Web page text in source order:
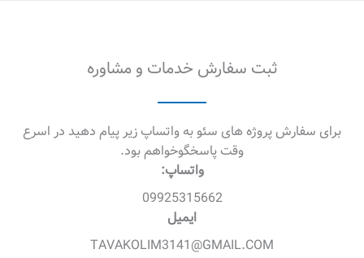
ثبت سفارش خدمات و مشاوره
برای سفارش پروژه های سئو به واتساپ زیر پیام دهید در اسرع
وقت پاسخگوخواهم بود.
واتساپ:
09925315662
ایمیل
TAVAKOLIM3141@GMAIL.COM